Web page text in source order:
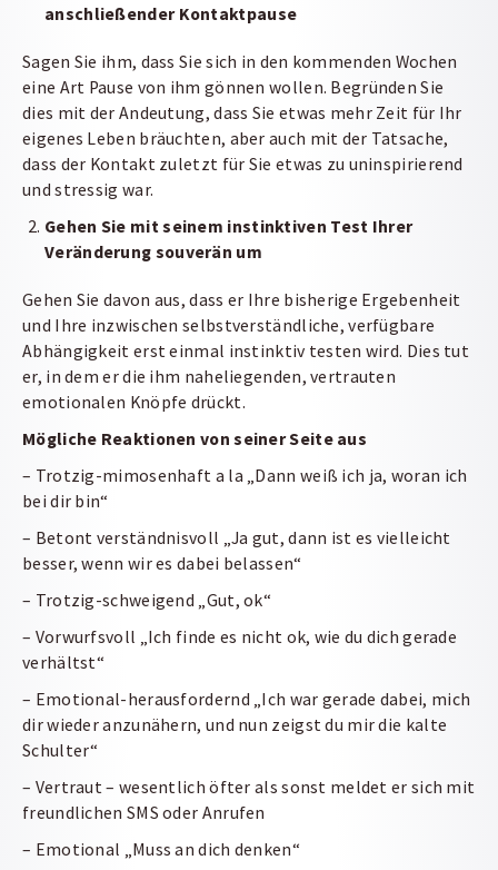
anschließender Kontaktpause
Sagen Sie ihm, dass Sie sich in den kommenden Wochen
eine Art Pause von ihm gönnen wollen. Begründen Sie
dies mit der Andeutung, dass Sie etwas mehr Zeit für Ihr
eigenes Leben bräuchten, aber auch mit der Tatsache,
dass der Kontakt zuletzt für Sie etwas zu uninspirierend
und stressig war.
Gehen Sie mit seinem instinktiven Test Ihrer
Veränderung souverän um
Gehen Sie davon aus, dass er Ihre bisherige Ergebenheit
und Ihre inzwischen selbstverständliche, verfügbare
Abhängigkeit erst einmal instinktiv testen wird. Dies tut
er, in dem er die ihm naheliegenden, vertrauten
emotionalen Knöpfe drückt.
Mögliche Reaktionen von seiner Seite aus
– Trotzig-mimosenhaft a la „Dann weiß ich ja, woran ich
bei dir bin“
– Betont verständnisvoll „Ja gut, dann ist es vielleicht
besser, wenn wir es dabei belassen“
– Trotzig-schweigend „Gut, ok“
– Vorwurfsvoll „Ich finde es nicht ok, wie du dich gerade
verhältst“
– Emotional-herausfordernd „Ich war gerade dabei, mich
dir wieder anzunähern, und nun zeigst du mir die kalte
Schulter“
– Vertraut – wesentlich öfter als sonst meldet er sich mit
freundlichen SMS oder Anrufen
– Emotional „Muss an dich denken“